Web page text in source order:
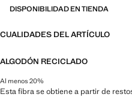
DISPONIBILIDAD EN TIENDA
CUALIDADES DEL ARTÍCULO
ALGODÓN RECICLADO
Al menos 20%
Esta fibra se obtiene a partir de